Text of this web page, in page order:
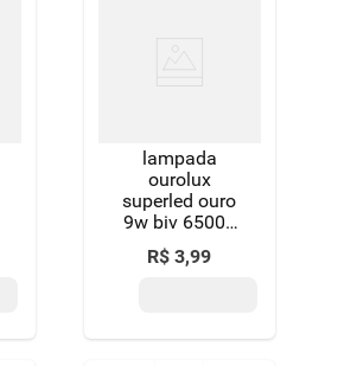
lampada
ourolux
superled ouro
9w biv 6500k
R$ 3,99